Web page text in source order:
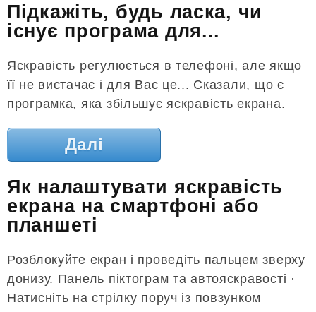
Підкажіть, будь ласка, чи
існує програма для...
Яскравість регулюється в телефоні, але якщо
її не вистачає і для Вас це... Сказали, що є
програмка, яка збільшує яскравість екрана.
Далі
Як налаштувати яскравість
екрана на смартфоні або
планшеті
Розблокуйте екран і проведіть пальцем зверху
донизу. Панель піктограм та автояскравості ·
Натисніть на стрілку поруч із повзунком